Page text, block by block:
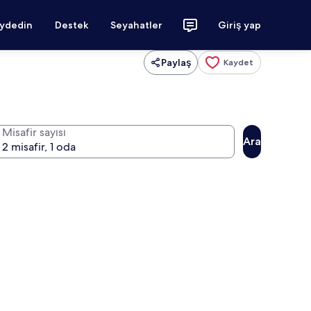
Destek Seyahatler Giriş yap
Paylaş Kaydet
Misafir sayısı
Ara